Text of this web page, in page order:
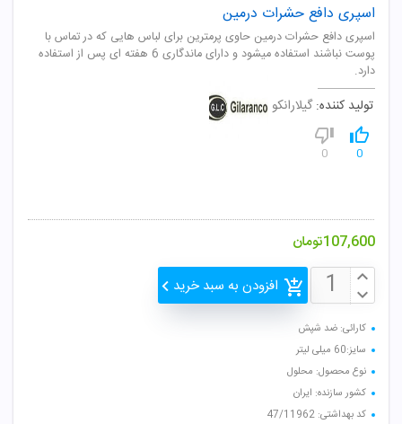
اسپری دافع حشرات درمین
اسپری دافع حشرات درمین حاوی پرمترین برای لباس هایی که در تماس با
پوست نباشند استفاده میشود و دارای ماندگاری 6 هفته ای پس از استفاده
دارد.
تولید کننده: گیلارانکو
0
0
107,600تومان
افزودن به سبد خرید
کارائی: ضد شپش
سایز:60 میلی لیتر
نوع محصول: محلول
کشور سازنده: ایران
کد بهداشتی: 47/11962